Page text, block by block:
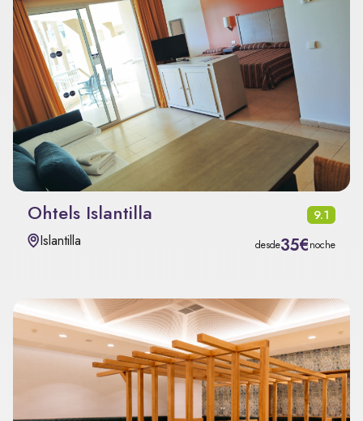
Ohtels Islantilla 9.1
Islantilla desde35€noche